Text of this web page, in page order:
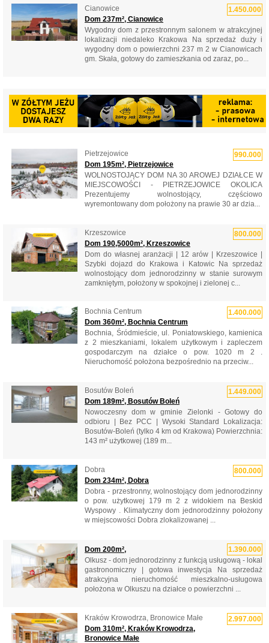
1.450.000
Cianowice
Dom 237m², Cianowice
Wygodny dom z przestronnym salonem w atrakcyjnej
lokalizacji niedaleko Krakowa Na sprzedaż duży i
wygodny dom o powierzchni 237 m 2 w Cianowicach
gm. Skała, gotowy do zamieszkania od zaraz, po...
990.000
Pietrzejowice
Dom 195m², Pietrzejowice
WOLNOSTOJĄCY DOM NA 30 AROWEJ DZIAŁCE W
MIEJSCOWOŚCI - PIETRZEJOWICE OKOLICA
Prezentujemy wolnostojący, częściowo
wyremontowany dom położony na prawie 30 ar dzia...
800.000
Krzeszowice
Dom 190,5000m², Krzeszowice
Dom do własnej aranżacji | 12 arów | Krzeszowice |
Szybki dojazd do Krakowa i Katowic Na sprzedaż
wolnostojący dom jednorodzinny w stanie surowym
zamkniętym, położony w spokojnej i zielonej c...
1.400.000
Bochnia Centrum
Dom 360m², Bochnia Centrum
Bochnia, Śródmieście, ul. Poniatowskiego, kamienica
z 2 mieszkaniami, lokalem użytkowym i zapleczem
gospodarczym na działce o pow. 1020 m 2 .
Nieruchomość położona bezpośrednio na przeciw...
1.449.000
Bosutów Boleń
Dom 189m², Bosutów Boleń
Nowoczesny dom w gminie Zielonki - Gotowy do
odbioru | Bez PCC | Wysoki Standard Lokalizacja:
Bosutów-Boleń (tylko 4 km od Krakowa) Powierzchnia:
143 m² użytkowej (189 m...
800.000
Dobra
Dom 234m², Dobra
Dobra - przestronny, wolnostojący dom jednorodzinny
o pow. użytkowej 179 m 2 z widokiem na Beskid
Wyspowy . Klimatyczny dom jednorodzinny położony
w miejscowości Dobra zlokalizowanej ...
1.390.000
Dom 200m²,
Olkusz - dom jednorodzinny z funkcją usługową - lokal
gastronomiczny | gotowa inwestycja Na sprzedaż
atrakcyjna nieruchomość mieszkalno-usługowa
położona w Olkuszu na działce o powierzchni ...
2.997.000
Kraków Krowodrza, Bronowice Małe
Dom 310m², Kraków Krowodrza,
Bronowice Małe